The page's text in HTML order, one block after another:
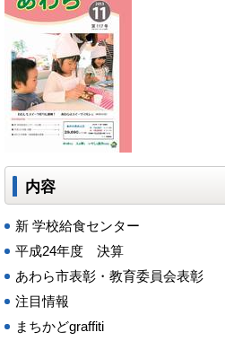
内容
新 学校給食センター
平成24年度 決算
あわら市表彰・教育委員会表彰
注目情報
まちかどgraffiti